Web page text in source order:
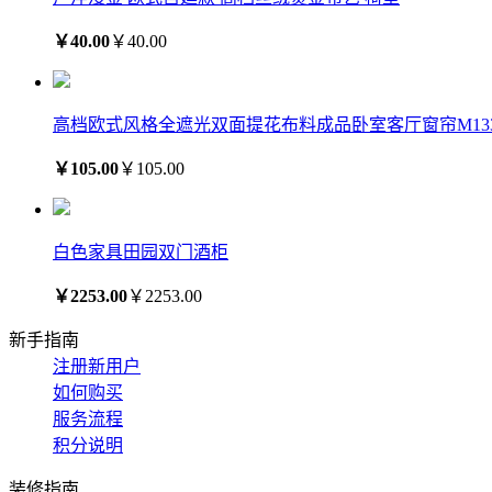
￥40.00￥40.00
高档欧式风格全遮光双面提花布料成品卧室客厅窗帘
￥105.00￥105.00
白色家具田园双门酒柜
￥2253.00￥2253.00
新手指南
注册新用户
如何购买
服务流程
积分说明